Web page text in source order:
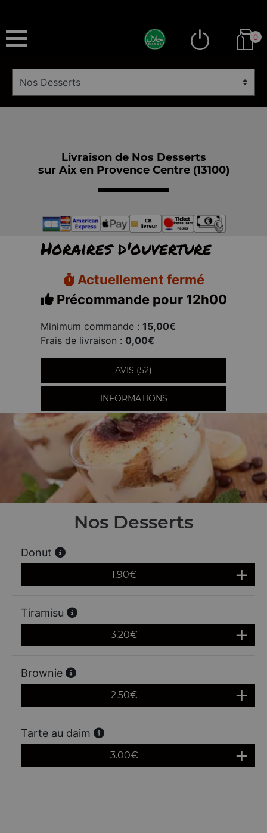
0
Livraison de Nos Desserts
sur Aix en Provence Centre (13100)
Horaires d'ouverture
Actuellement fermé
Précommande pour 12h00
Minimum commande : 15,00€
Frais de livraison : 0,00€
AVIS (52)
INFORMATIONS
Nos Desserts
Donut
1.90€
Tiramisu
3.20€
Brownie
2.50€
Tarte au daim
3.00€